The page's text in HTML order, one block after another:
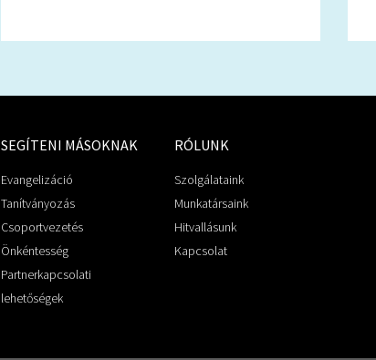
SEGÍTENI MÁSOKNAK
Evangelizáció
Tanítványozás
Csoportvezetés
Önkéntesség
Partnerkapcsolati
lehetőségek
RÓLUNK
Szolgálataink
Munkatársaink
Hitvallásunk
Kapcsolat